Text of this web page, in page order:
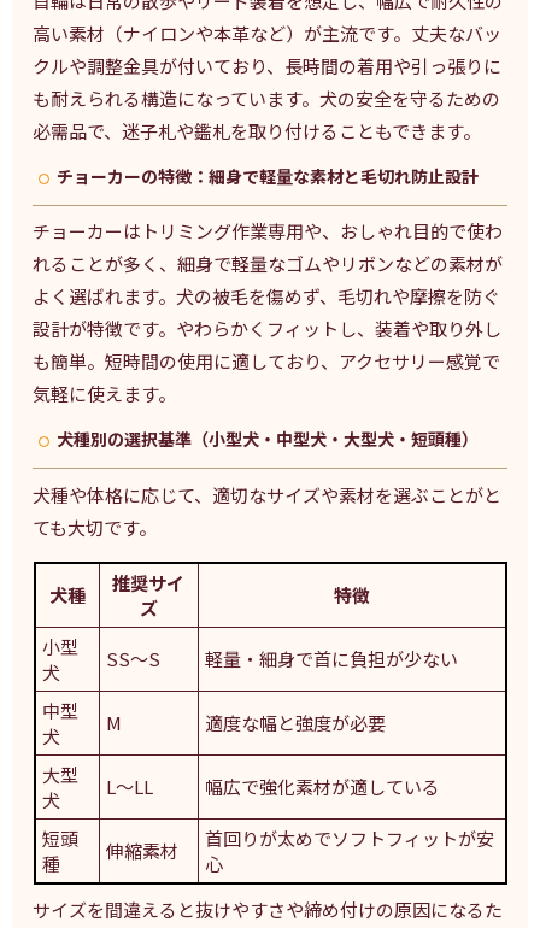
高い素材（ナイロンや本革など）が主流です。丈夫なバッ
クルや調整金具が付いており、長時間の着用や引っ張りに
も耐えられる構造になっています。犬の安全を守るための
必需品で、迷子札や鑑札を取り付けることもできます。
チョーカーの特徴：細身で軽量な素材と毛切れ防止設計
チョーカーはトリミング作業専用や、おしゃれ目的で使わ
れることが多く、細身で軽量なゴムやリボンなどの素材が
よく選ばれます。犬の被毛を傷めず、毛切れや摩擦を防ぐ
設計が特徴です。やわらかくフィットし、装着や取り外し
も簡単。短時間の使用に適しており、アクセサリー感覚で
気軽に使えます。
犬種別の選択基準（小型犬・中型犬・大型犬・短頭種）
犬種や体格に応じて、適切なサイズや素材を選ぶことがと
ても大切です。
犬種
推奨サイ
ズ
特徴
小型
犬
SS〜S 軽量・細身で首に負担が少ない
中型
犬
M 適度な幅と強度が必要
大型
犬
L〜LL 幅広で強化素材が適している
短頭
種
伸縮素材
首回りが太めでソフトフィットが安
心
サイズを間違えると抜けやすさや締め付けの原因になるた